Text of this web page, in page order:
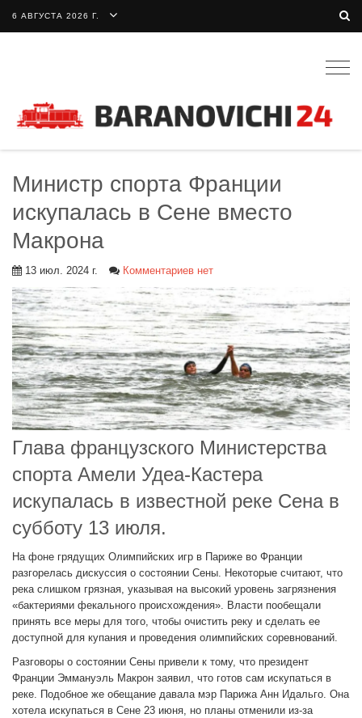
6 АВГУСТА 2026 Г.
Министр спорта Франции
искупалась в Сене вместо
Макрона
13 июл. 2024 г. Комментариев нет
Глава французского Министерства
спорта Амели Удеа-Кастера
искупалась в известной реке Сена в
субботу 13 июля.
На фоне грядущих Олимпийских игр в Париже во Франции
разгорелась дискуссия о состоянии Сены. Некоторые считают, что
река слишком грязная, указывая на высокий уровень загрязнения
«бактериями фекального происхождения». Власти пообещали
принять все меры для того, чтобы очистить реку и сделать ее
доступной для купания и проведения олимпийских соревнований.
Разговоры о состоянии Сены привели к тому, что президент
Франции Эммануэль Макрон заявил, что готов сам искупаться в
реке. Подобное же обещание давала мэр Парижа Анн Идальго. Она
хотела искупаться в Сене 23 июня, но планы отменили из-за